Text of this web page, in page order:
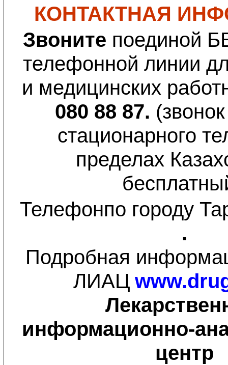
КОНТАКТНАЯ
Звоните поединой
телефонной линии
и медицинских
080 88 87.
стационарного
пределах
Телефонпо городу
.
Подробная
ЛИАЦ
информационно-
центр